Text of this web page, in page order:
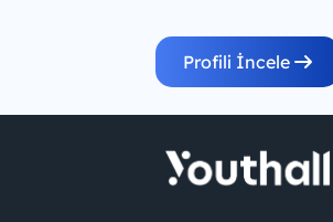
Profili İncele